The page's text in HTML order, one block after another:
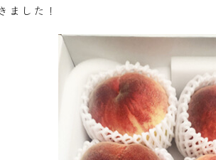
ました！